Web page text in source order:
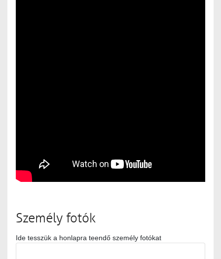
Személy fotók
Ide tesszük a honlapra teendő személy fotókat